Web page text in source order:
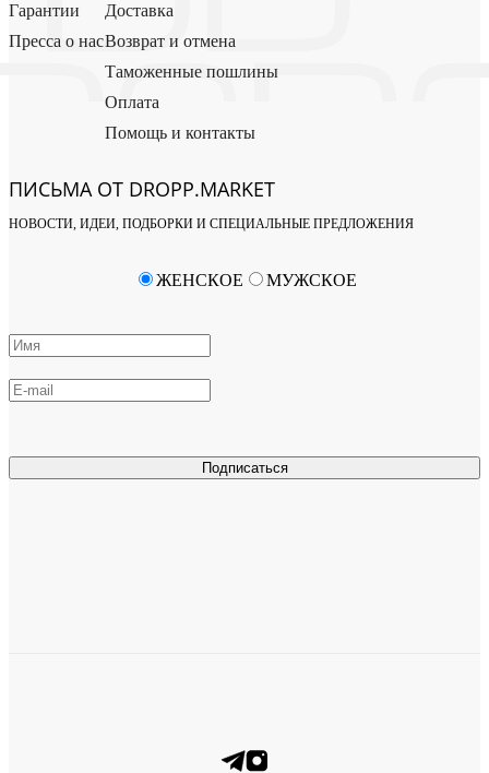
Гарантии
Пресса о нас
Доставка
Возврат и отмена
Таможенные пошлины
Оплата
Помощь и контакты
ПИСЬМА ОТ DROPP.MARKET
НОВОСТИ, ИДЕИ, ПОДБОРКИ И СПЕЦИАЛЬНЫЕ ПРЕДЛОЖЕНИЯ
Подписаться
ЖЕНСКОЕ МУЖСКОЕ